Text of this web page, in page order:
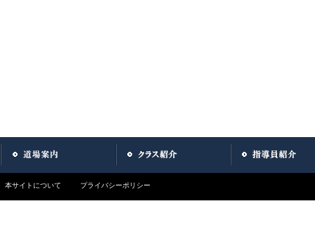
本サイトについて プライバシーポリシー